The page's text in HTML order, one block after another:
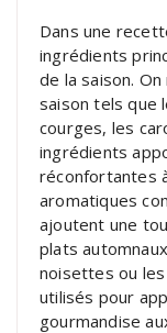
Dans une
ingrédients
de la saison.
saison tels que
courges, les
ingrédients
réconfortantes
aromatiques
ajoutent une
plats
noisettes ou
utilisés pour
gourmandise